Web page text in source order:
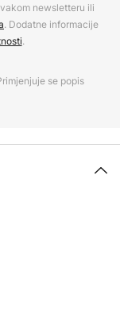
newsletteru ili
. Dodatne informacije
.
se popis